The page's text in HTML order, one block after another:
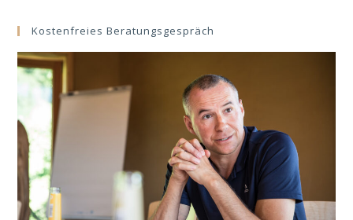
Kostenfreies Beratungsgespräch